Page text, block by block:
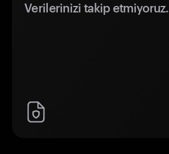
Verilerinizi takip etmiyoruz.